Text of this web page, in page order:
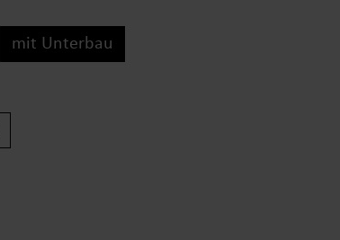
mit Unterbau